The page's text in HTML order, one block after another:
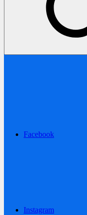
Facebook
Instagram